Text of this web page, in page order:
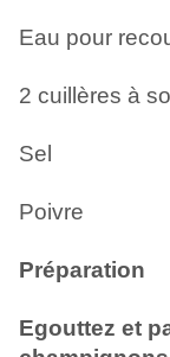
Eau pour
2 cuillères à
Sel
Poivre
Préparation
Egouttez et